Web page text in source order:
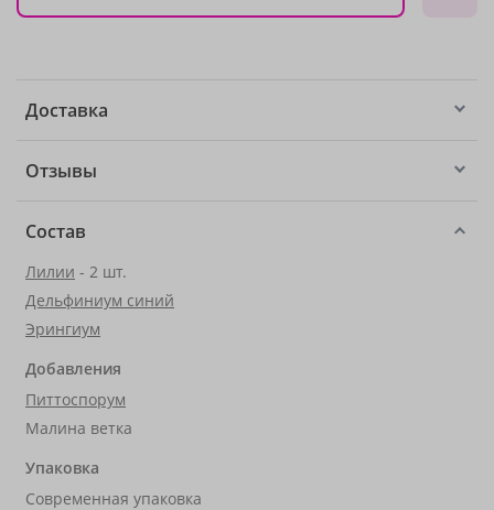
Доставка
Отзывы
Состав
Лилии - 2 шт.
Дельфиниум синий
Эрингиум
Добавления
Питтоспорум
Малина ветка
Упаковка
Современная упаковка